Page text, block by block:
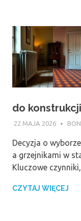
do
22 MAJA 2026
Decyzja o
a grzejnikami w
Kluczowe
CZYTAJ WIĘCEJ